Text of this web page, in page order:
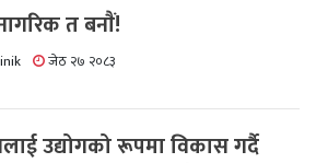
त बनाैं!
जेठ २७ २०८३
उद्योगको रूपमा विकास गर्दै